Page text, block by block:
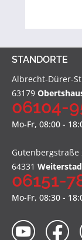
STANDORTE
Albrecht-Dürer-
63179
06104-
Mo-Fr, 08:00 -
Gutenbergstraße
64331
06151-
Mo-Fr, 08:30 -